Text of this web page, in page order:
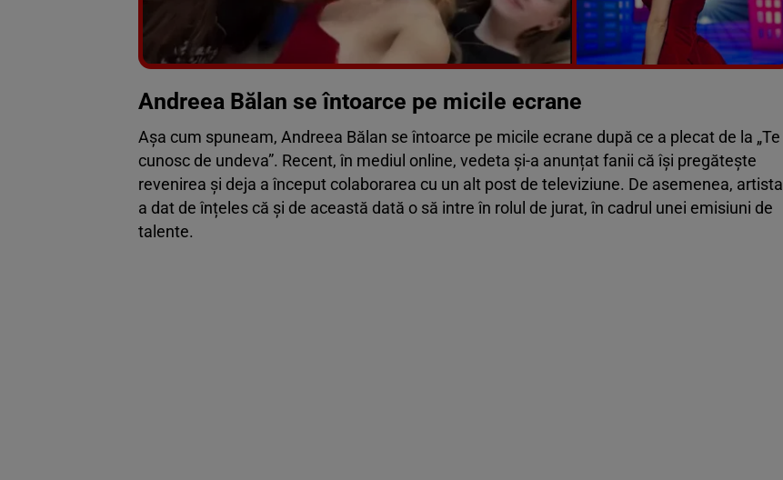
Vezi galeria foto
Andreea Bălan se întoarce pe micile ecrane
Așa cum spuneam, Andreea Bălan se întoarce pe micile ecrane după ce a plecat de la „Te
cunosc de undeva”. Recent, în mediul online, vedeta și-a anunțat fanii că își pregătește
revenirea și deja a început colaborarea cu un alt post de televiziune. De asemenea, artista
a dat de înțeles că și de această dată o să intre în rolul de jurat, în cadrul unei emisiuni de
talente.